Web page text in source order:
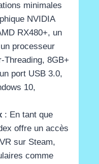
minimales
NVIDIA
RX480+, un
processeur
Threading, 8GB+
port USB 3.0,
10,
: En tant que
offre un accès
sur Steam,
comme